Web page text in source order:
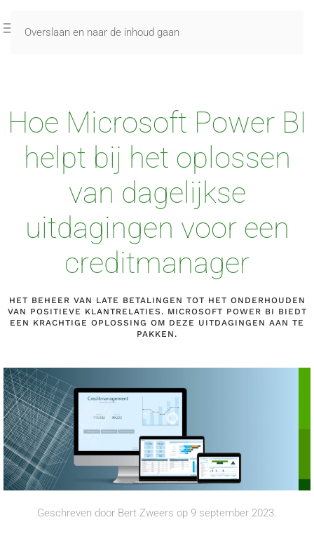
Overslaan en naar de inhoud gaan
Hoe Microsoft Power BI
helpt bij het oplossen
van dagelijkse
uitdagingen voor een
creditmanager
HET BEHEER VAN LATE BETALINGEN TOT HET ONDERHOUDEN
VAN POSITIEVE KLANTRELATIES. MICROSOFT POWER BI BIEDT
EEN KRACHTIGE OPLOSSING OM DEZE UITDAGINGEN AAN TE
PAKKEN.
Geschreven door Bert Zweers op 9 september 2023.